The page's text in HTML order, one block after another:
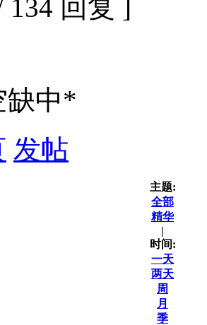
134 回复 ]
缺中*
发帖
主题:
全部
精华
|
时间:
一天
两天
周
月
季